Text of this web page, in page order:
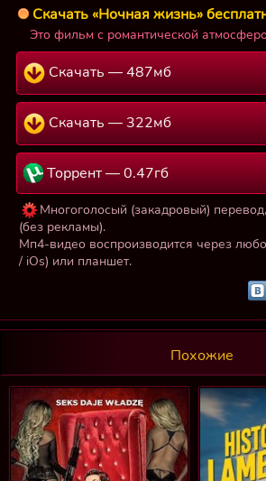
Скачать «Ночная жизнь»
Это фильм с романтической
Скачать — 487мб
Скачать — 322мб
Торрент — 0.47гб
Многоголосый (закадровый)
(без рекламы).
Мп4-видео воспроизводится через
/ iOs) или планшет.
Похожие